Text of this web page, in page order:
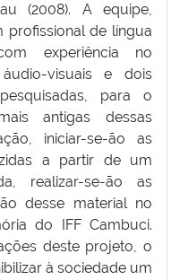
(2008). A equipe,
de língua
experiência no
visuais e dois
para o
antigas dessas
iniciar-se-ão as
a partir de um
realizar-se-ão as
desse material no
do IFF Cambuci.
deste projeto, o
à sociedade um